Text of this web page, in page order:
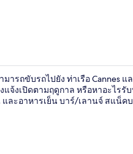
รถขับรถไปยัง ท่าเรือ Cannes แ
จ้งเปิดตามฤดูกาล หรือหาอะไรรั
ละอาหารเย็น บาร์/เลานจ์ สแน็